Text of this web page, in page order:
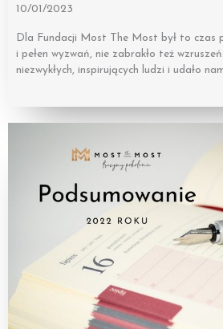
10/01/2023
Dla Fundacji Most The Most był to czas
i pełen wyzwań, nie zabrakło też
niezwykłych, inspirujących ludzi i udało